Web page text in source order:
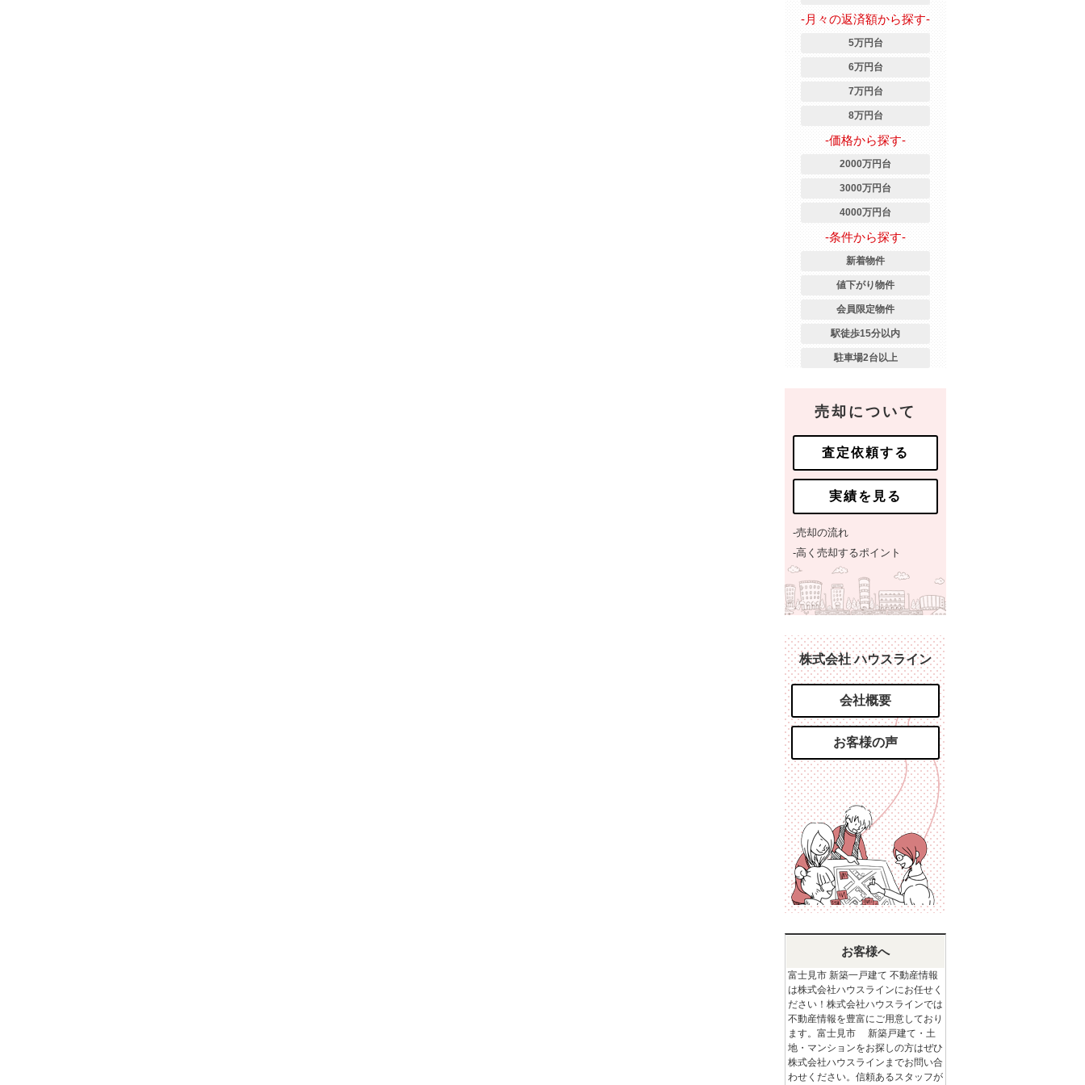
-月々の返済額から探す-
5万円台
6万円台
7万円台
8万円台
-価格から探す-
2000万円台
3000万円台
4000万円台
-条件から探す-
新着物件
値下がり物件
会員限定物件
駅徒歩15分以内
駐車場2台以上
売却について
査定依頼する
実績を見る
-売却の流れ
-高く売却するポイント
株式会社 ハウスライン
会社概要
お客様の声
お客様へ
富士見市 新築一戸建て 不動産情報
は株式会社ハウスラインにお任せく
ださい！株式会社ハウスラインでは
不動産情報を豊富にご用意しており
ます。富士見市 新築戸建て・土
地・マンションをお探しの方はぜひ
株式会社ハウスラインまでお問い合
わせください。信頼あるスタッフが